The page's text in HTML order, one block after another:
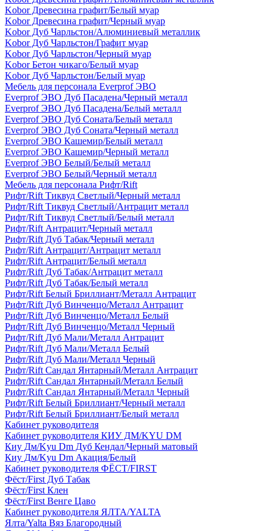
Kobor Древесина графит/Белый муар
Kobor Древесина графит/Черный муар
Kobor Дуб Чарльстон/Алюминиевый металлик
Kobor Дуб Чарльстон/Графит муар
Kobor Дуб Чарльстон/Черный муар
Kobor Бетон чикаго/Белый муар
Kobor Дуб Чарльстон/Белый муар
Мебель для персонала Everprof ЭВО
Everprof ЭВО Дуб Пасадена/Черный металл
Everprof ЭВО Дуб Пасадена/Белый металл
Everprof ЭВО Дуб Соната/Белый металл
Everprof ЭВО Дуб Соната/Черный металл
Everprof ЭВО Кашемир/Белый металл
Everprof ЭВО Кашемир/Черный металл
Everprof ЭВО Белый/Белый металл
Everprof ЭВО Белый/Черный металл
Мебель для персонала Рифт/Rift
Рифт/Rift Тиквуд Светлый/Черный металл
Рифт/Rift Тиквуд Светлый/Антрацит металл
Рифт/Rift Тиквуд Светлый/Белый металл
Рифт/Rift Антрацит/Черный металл
Рифт/Rift Дуб Табак/Черный металл
Рифт/Rift Антрацит/Антрацит металл
Рифт/Rift Антрацит/Белый металл
Рифт/Rift Дуб Табак/Антрацит металл
Рифт/Rift Дуб Табак/Белый металл
Рифт/Rift Белый Бриллиант/Металл Антрацит
Рифт/Rift Дуб Винченцо/Металл Антрацит
Рифт/Rift Дуб Винченцо/Металл Белый
Рифт/Rift Дуб Винченцо/Металл Черный
Рифт/Rift Дуб Мали/Металл Антрацит
Рифт/Rift Дуб Мали/Металл Белый
Рифт/Rift Дуб Мали/Металл Черный
Рифт/Rift Сандал Янтарный/Металл Антрацит
Рифт/Rift Сандал Янтарный/Металл Белый
Рифт/Rift Сандал Янтарный/Металл Черный
Рифт/Rift Белый Бриллиант/Черный металл
Рифт/Rift Белый Бриллиант/Белый металл
Кабинет руководителя
Кабинет руководителя КИУ ДМ/KYU DM
Киу Дм/Kyu Dm Дуб Кендал/Черный матовый
Киу Дм/Kyu Dm Акация/Белый
Кабинет руководителя ФЁСТ/FIRST
Фёст/First Дуб Табак
Фёст/First Клен
Фёст/First Венге Цаво
Кабинет руководителя ЯЛТА/YALTA
Ялта/Yalta Вяз Благородный